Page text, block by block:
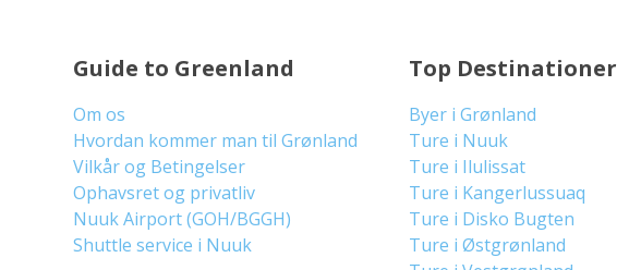
Guide to Greenland
Om os
Hvordan kommer man til Grønland
Vilkår og Betingelser
Ophavsret og privatliv
Nuuk Airport (GOH/BGGH)
Shuttle service i Nuuk
Top Destinationer
Byer i Grønland
Ture i Nuuk
Ture i Ilulissat
Ture i Kangerlussuaq
Ture i Disko Bugten
Ture i Østgrønland